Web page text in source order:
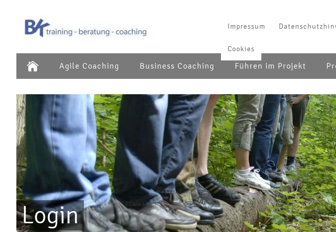
Impressum
Cookies
Agile Coaching Business Coaching Führen im Projekt
Login